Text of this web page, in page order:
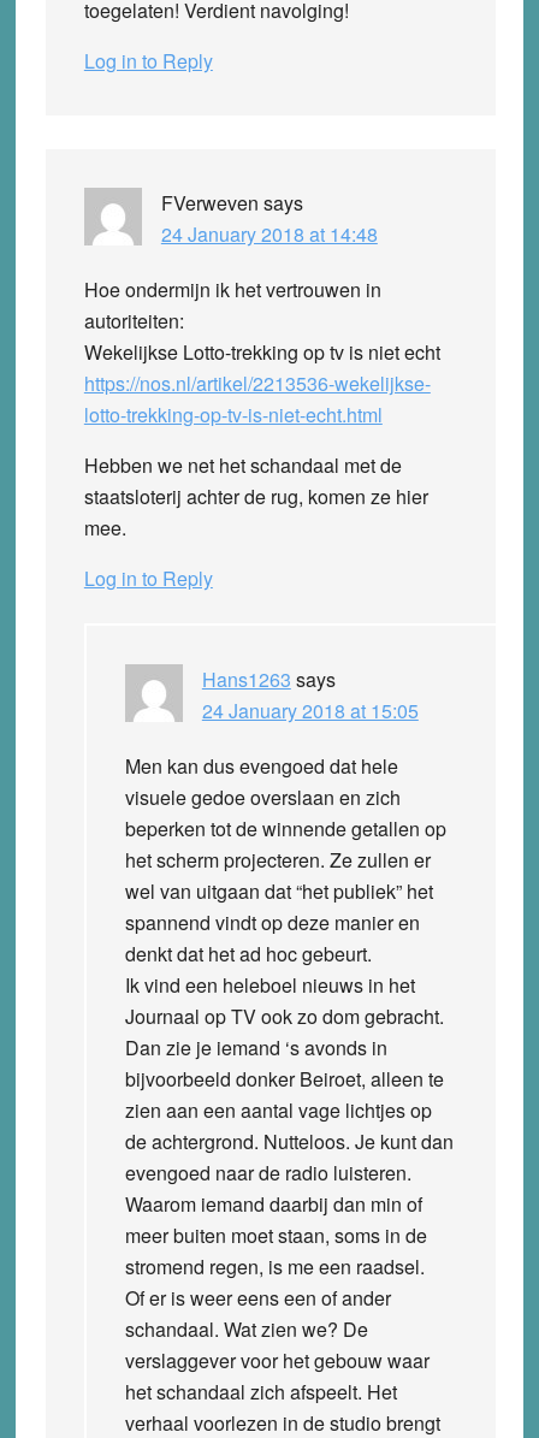
toegelaten! Verdient navolging!
Log in to Reply
FVerweven says
24 January 2018 at 14:48
Hoe ondermijn ik het vertrouwen in
autoriteiten:
Wekelijkse Lotto-trekking op tv is niet echt
https://nos.nl/artikel/2213536-wekelijkse-
lotto-trekking-op-tv-is-niet-echt.html
Hebben we net het schandaal met de
staatsloterij achter de rug, komen ze hier
mee.
Log in to Reply
Hans1263 says
24 January 2018 at 15:05
Men kan dus evengoed dat hele
visuele gedoe overslaan en zich
beperken tot de winnende getallen op
het scherm projecteren. Ze zullen er
wel van uitgaan dat “het publiek” het
spannend vindt op deze manier en
denkt dat het ad hoc gebeurt.
Ik vind een heleboel nieuws in het
Journaal op TV ook zo dom gebracht.
Dan zie je iemand ‘s avonds in
bijvoorbeeld donker Beiroet, alleen te
zien aan een aantal vage lichtjes op
de achtergrond. Nutteloos. Je kunt dan
evengoed naar de radio luisteren.
Waarom iemand daarbij dan min of
meer buiten moet staan, soms in de
stromend regen, is me een raadsel.
Of er is weer eens een of ander
schandaal. Wat zien we? De
verslaggever voor het gebouw waar
het schandaal zich afspeelt. Het
verhaal voorlezen in de studio brengt